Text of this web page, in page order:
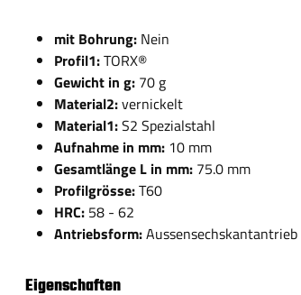
mit Bohrung: Nein
Profil1:TORX®
Gewicht in g: 70 g
Material2:vernickelt
Material1:S2 Spezialstahl
Aufnahme in mm: 10 mm
Gesamtlänge L in mm: 75.0 mm
Profilgrösse:T60
HRC: 58 - 62
Antriebsform:Aussensechskantantrieb
Eigenschaften